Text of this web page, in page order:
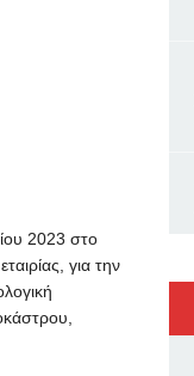
2023 στο
για την